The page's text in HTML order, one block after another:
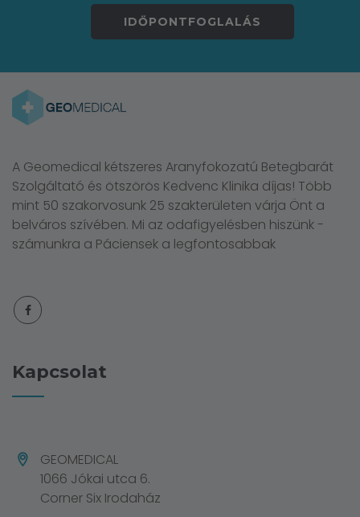
IDŐPONTFOGLALÁS
A Geomedical kétszeres Aranyfokozatú Betegbarát
Szolgáltató és ötszörös Kedvenc Klinika díjas! Több
mint 50 szakorvosunk 25 szakterületen várja Önt a
belváros szívében. Mi az odafigyelésben hiszünk -
számunkra a Páciensek a legfontosabbak
Kapcsolat
GEOMEDICAL
1066 Jókai utca 6.
Corner Six Irodaház